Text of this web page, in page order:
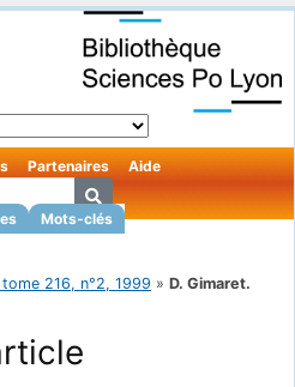
Mots-clés
Partenaires Aide
216, n°2, 1999 » D. Gimaret.